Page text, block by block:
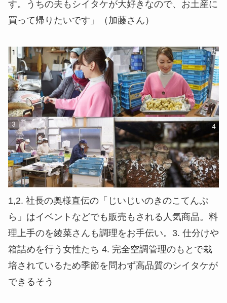
す。うちの夫もシイタケが大好きなので、お土産に
買って帰りたいです」（加藤さん）
1,2. 社長の奥様直伝の「じいじいのきのこてんぷ
ら」はイベントなどでも販売もされる人気商品。料
理上手のを綾菜さんも調理をお手伝い。3. 仕分けや
箱詰めを行う女性たち 4. 完全空調管理のもとで栽
培されているため季節を問わず高品質のシイタケが
できるそう